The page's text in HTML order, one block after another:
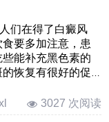
人们在得了白癜风
要多加注意，患
能补充黑色素的
恢复有很好的促
3027 次阅读